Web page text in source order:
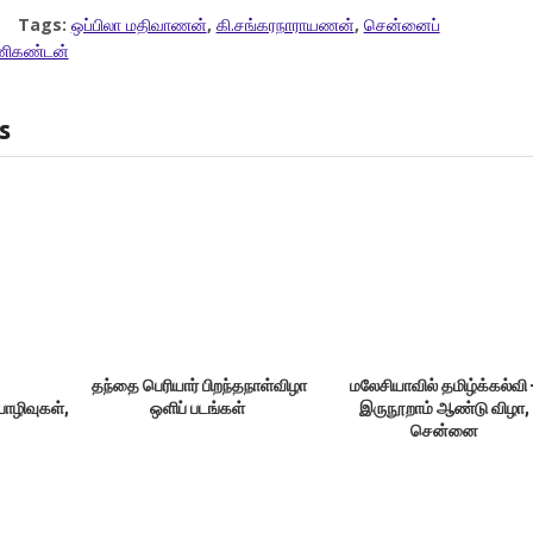
Tags: ஒப்பிலா மதிவாணன், கி.சங்கரநாராயணன், சென்னைப்
சென்னை
தந்தை பெரியார் பிறந்தநாள்விழா
ஒளிப் படங்கள்
மலேசியாவில் தமிழ்க்கல்வி
இருநூறாம் ஆண்டு விழா,
சென்னை